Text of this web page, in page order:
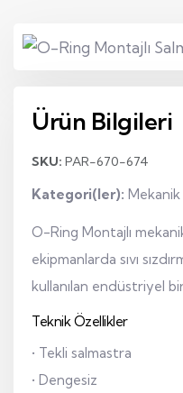
Ürün Bilgileri
SKU: PAR-670-674
Kategori(ler):
O-Ring Montajlı
ekipmanlarda sıvı
kullanılan endüstriyel bir
Teknik Özellikler
• Tekli salmastra
• Dengesiz